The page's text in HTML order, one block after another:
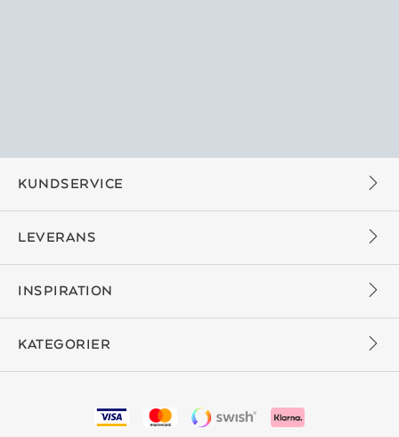
KUNDSERVICE
LEVERANS
INSPIRATION
KATEGORIER